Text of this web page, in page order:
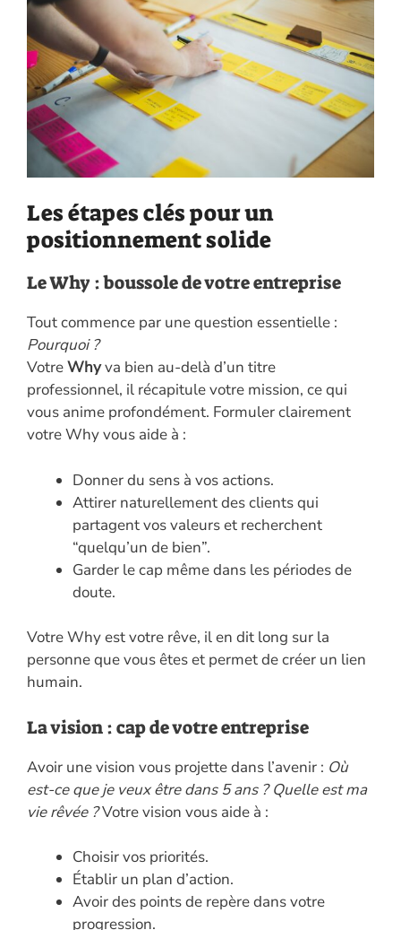
Les étapes clés pour un
positionnement solide
Le Why : boussole de votre entreprise
Tout commence par une question essentielle :
Pourquoi ?
VotreWhyva bien au-delà d’un titre
professionnel, il récapitule votre mission, ce qui
vous anime profondément. Formuler clairement
votre Why vous aide à :
Donner du sens à vos actions.
Attirer naturellement des clients qui
partagent vos valeurs et recherchent
“quelqu’un de bien”.
Garder le cap même dans les périodes de
doute.
Votre Why est votre rêve, il en dit long sur la
personne que vous êtes et permet de créer un lien
humain.
La vision : cap de votre entreprise
Avoir une vision vous projette dans l’avenir : Où
est-ce que je veux être dans 5 ans ? Quelle est ma
vie rêvée ?Votre vision vous aide à :
Choisir vos priorités.
Établir un plan d’action.
Avoir des points de repère dans votre
progression.